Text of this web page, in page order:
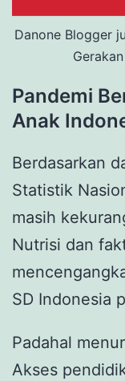
Danone Blogger
Pandemi
Anak
Berdasarkan
Statistik
masih
Nutrisi dan
SD Indonesia
Padahal
Akses